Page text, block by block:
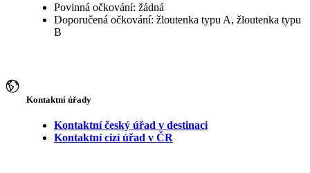
Povinná očkování: žádná
Doporučená očkování: žloutenka typu A, žloutenka typu
B
Kontaktní úřady
Kontaktní český úřad v destinaci
Kontaktní cizí úřad v ČR